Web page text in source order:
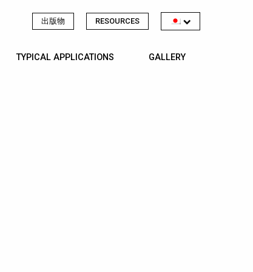
出版物 RESOURCES
TYPICAL APPLICATIONS GALLERY